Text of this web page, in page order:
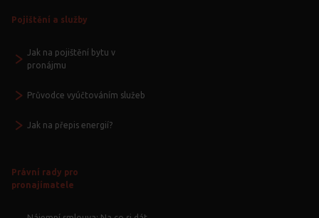
Pojištění a služby
Jak na pojištění bytu v
pronájmu
Průvodce vyúčtováním služeb
Jak na přepis energií?
Právní rady pro
pronajímatele